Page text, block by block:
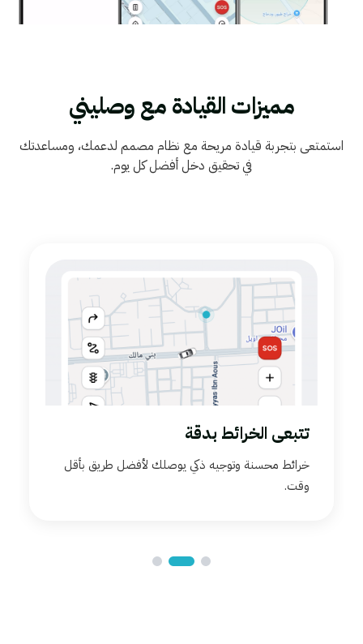
مميزات القيادة مع وصليني
استمتعى بتجربة قيادة مريحة مع نظام مصمم لدعمك، ومساعدتك
في تحقيق دخل أفضل كل يوم.
تتبعى الخرائط بدقة
خرائط محسنة وتوجيه ذكي يوصلك لأفضل طريق بأقل
وقت.